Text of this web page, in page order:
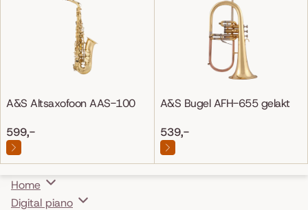
A&S Altsaxofoon AAS-100
599,-
A&S Bugel AFH-655 gelakt
539,-
Home
Digital piano